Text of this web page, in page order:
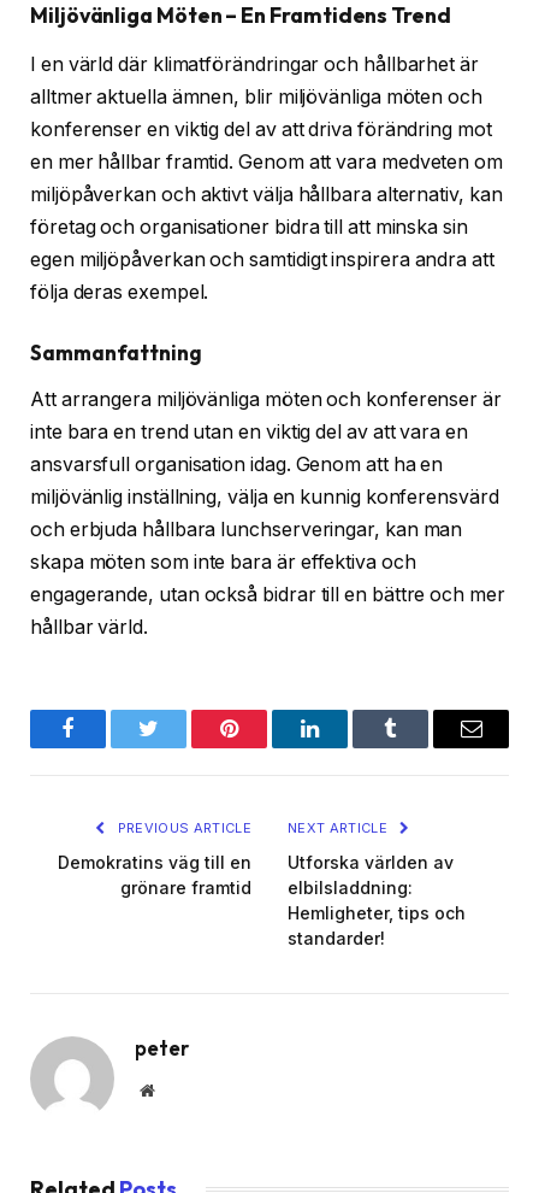
Miljövänliga Möten – En Framtidens Trend
I en värld där klimatförändringar och hållbarhet är
alltmer aktuella ämnen, blir miljövänliga möten och
konferenser en viktig del av att driva förändring mot
en mer hållbar framtid. Genom att vara medveten om
miljöpåverkan och aktivt välja hållbara alternativ, kan
företag och organisationer bidra till att minska sin
egen miljöpåverkan och samtidigt inspirera andra att
följa deras exempel.
Sammanfattning
Att arrangera miljövänliga möten och konferenser är
inte bara en trend utan en viktig del av att vara en
ansvarsfull organisation idag. Genom att ha en
miljövänlig inställning, välja en kunnig konferensvärd
och erbjuda hållbara lunchserveringar, kan man
skapa möten som inte bara är effektiva och
engagerande, utan också bidrar till en bättre och mer
hållbar värld.
FacebookTwitter Pinterest LinkedInTumblr Email
PREVIOUS ARTICLE
Demokratins väg till en
grönare framtid
NEXT ARTICLE
Utforska världen av
elbilsladdning:
Hemligheter, tips och
standarder!
peter
Website